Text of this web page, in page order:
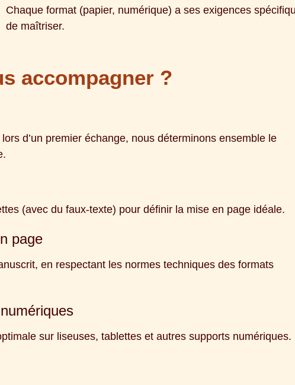
Chaque format (papier, numérique) a ses exigences
de maîtriser.
accompagner ?
d’un premier échange, nous déterminons ensemble le
(avec du faux-texte) pour définir la mise en page idéale.
page
en respectant les normes techniques des formats
sur liseuses, tablettes et autres supports numériques.